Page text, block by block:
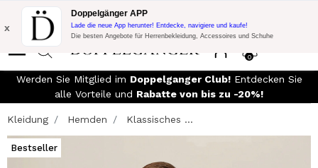
Blitzangebot:
10% Extra-Rabatt auf 300€ Einkauf mit Code:
DOPPEL300
0
x
Doppelgänger APP
Lade die neue App herunter! Entdecke, navigiere und kaufe!
Die besten Angebote für Herrenbekleidung, Accessoires und Schuhe
Werden Sie Mitglied im Doppelganger Club!Entdecken Sie
alle Vorteile und Rabatte von bis zu -20%!
Kleidung Hemden Klassisches ...
Bestseller